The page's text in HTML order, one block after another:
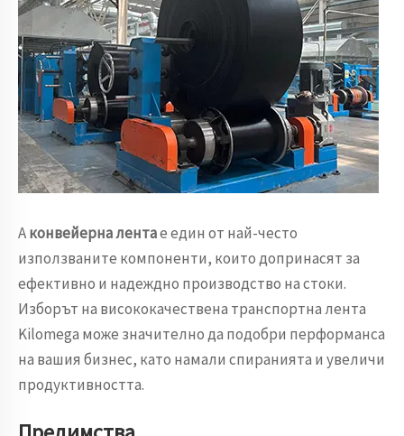
Аконвейерна лентае един от най-често
използваните компоненти, които допринасят за
ефективно и надеждно производство на стоки.
Изборът на висококачествена транспортна лента
Kilomega може значително да подобри перформанса
на вашия бизнес, като намали спиранията и увеличи
продуктивността.